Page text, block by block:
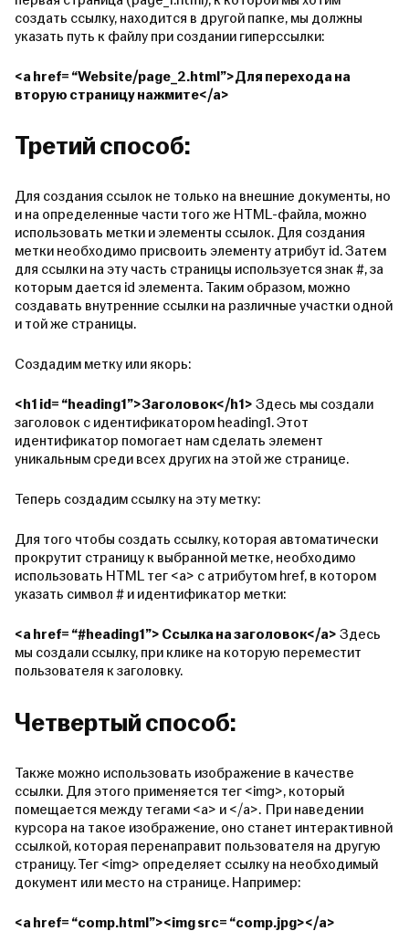
создать ссылку, находится в другой папке, мы должны
указать путь к файлу при создании гиперссылки:
<a href= “Website/page_2.html”>Для перехода на
вторую страницу нажмите</a>
Третий способ:
Для создания ссылок не только на внешние документы, но
и на определенные части того же HTML-файла, можно
использовать метки и элементы ссылок. Для создания
метки необходимо присвоить элементу атрибут id. Затем
для ссылки на эту часть страницы используется знак #, за
которым дается id элемента. Таким образом, можно
создавать внутренние ссылки на различные участки одной
и той же страницы.
Создадим метку или якорь:
<h1 id= “heading1”>Заголовок</h1> Здесь мы создали
заголовок с идентификатором heading1. Этот
идентификатор помогает нам сделать элемент
уникальным среди всех других на этой же странице.
Теперь создадим ссылку на эту метку:
Для того чтобы создать ссылку, которая автоматически
прокрутит страницу к выбранной метке, необходимо
использовать HTML тег <a> с атрибутом href, в котором
указать символ # и идентификатор метки:
<a href= “#heading1”> Ссылка на заголовок</a> Здесь
мы создали ссылку, при клике на которую переместит
пользователя к заголовку.
Четвертый способ:
Также можно использовать изображение в качестве
ссылки. Для этого применяется тег <img>, который
помещается между тегами <a> и </a>. При наведении
курсора на такое изображение, оно станет интерактивной
ссылкой, которая перенаправит пользователя на другую
страницу.Тег <img> определяет ссылку на необходимый
документ или место на странице. Например:
<a href= “comp.html”><img src= “comp.jpg></a>